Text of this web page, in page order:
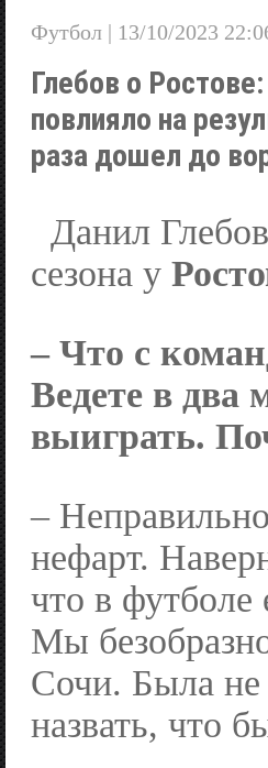
Футбол | 13/10/2023
Глебов о
повлияло на
раза дошел до
Данил
сезона у
– Что с
Ведете в два
выиграть.
–
нефарт.
что в футболе
Мы
Сочи. Была
назвать, что